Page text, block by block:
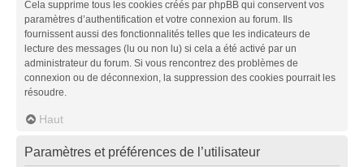
Cela supprime tous les cookies créés par phpBB qui conservent vos
paramètres d’authentification et votre connexion au forum. Ils
fournissent aussi des fonctionnalités telles que les indicateurs de
lecture des messages (lu ou non lu) si cela a été activé par un
administrateur du forum. Si vous rencontrez des problèmes de
connexion ou de déconnexion, la suppression des cookies pourrait les
résoudre.
Haut
Paramètres et préférences de l’utilisateur